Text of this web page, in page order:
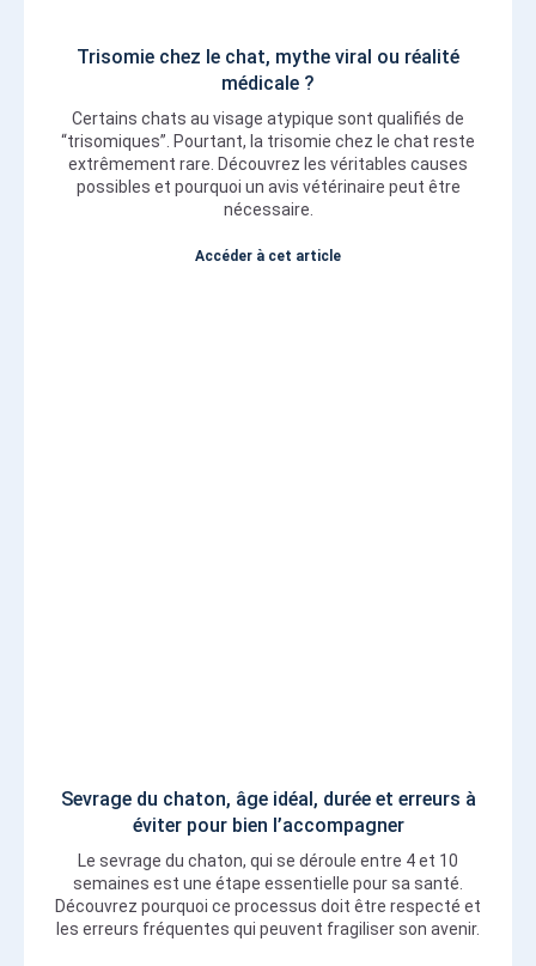
Trisomie chez le chat, mythe viral ou réalité
médicale ?
Certains chats au visage atypique sont qualifiés de
“trisomiques”. Pourtant, la trisomie chez le chat reste
extrêmement rare. Découvrez les véritables causes
possibles et pourquoi un avis vétérinaire peut être
nécessaire.
Accéder à cet article
Sevrage du chaton, âge idéal, durée et erreurs à
éviter pour bien l’accompagner
Le sevrage du chaton, qui se déroule entre 4 et 10
semaines est une étape essentielle pour sa santé.
Découvrez pourquoi ce processus doit être respecté et
les erreurs fréquentes qui peuvent fragiliser son avenir.